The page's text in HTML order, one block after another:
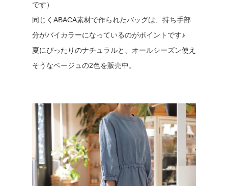
です）
同じくABACA素材で作られたバッグは、持ち手部
分がバイカラーになっているのがポイントです♪
夏にぴったりのナチュラルと、オールシーズン使え
そうなベージュの2色を販売中。